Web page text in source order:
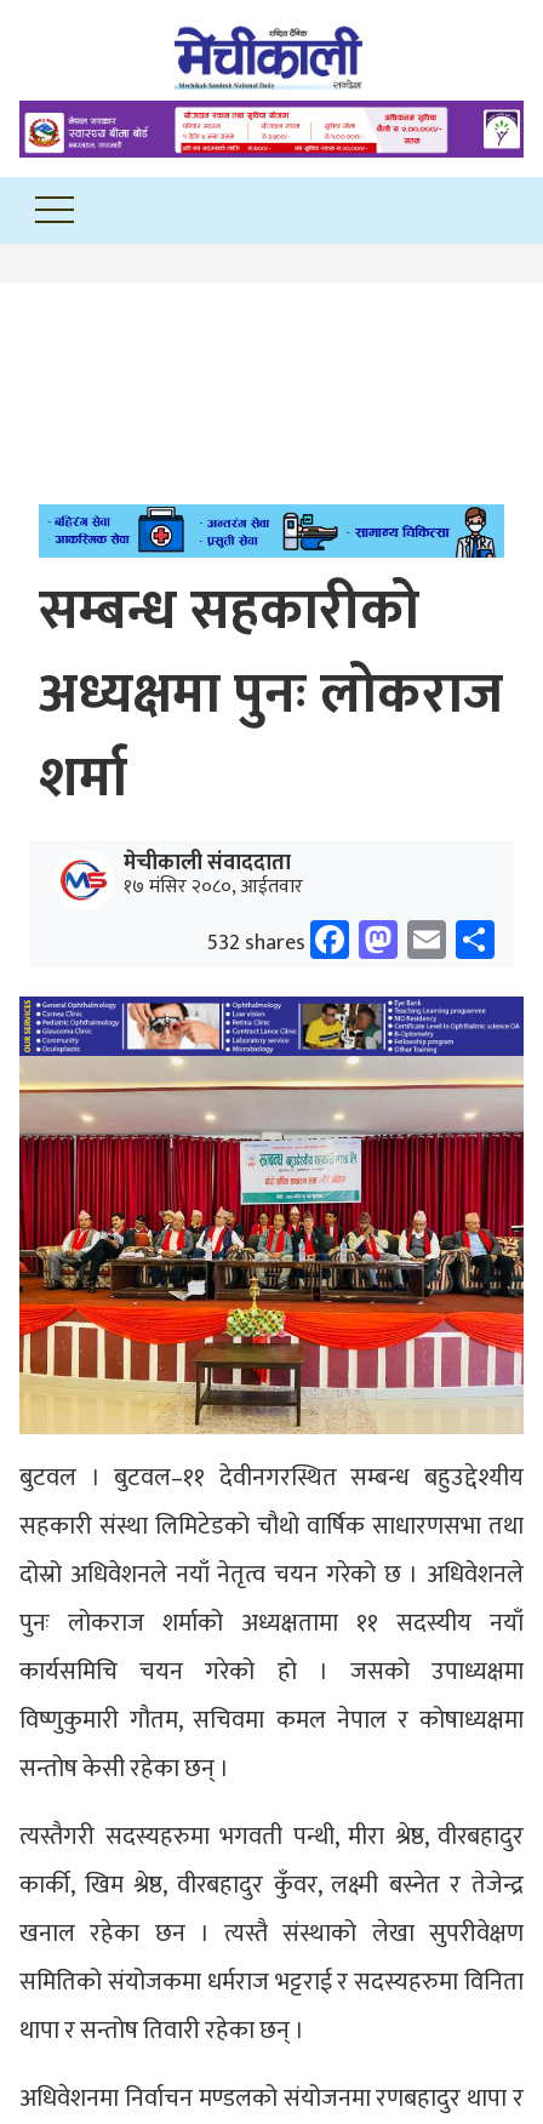
सम्बन्ध सहकारीको
अध्यक्षमा पुनः लोकराज
शर्मा
मेचीकाली संवाददाता
१७ मंसिर २०८०, आईतवार
532 shares Facebook
Email
बुटवल । बुटवल–११ देवीनगरस्थित सम्बन्ध बहुउद्देश्यीय
सहकारी संस्था लिमिटेडको चौथो वार्षिक साधारणसभा तथा
दोस्रो अधिवेशनले नयाँ नेतृत्व चयन गरेको छ । अधिवेशनले
पुनः लोकराज शर्माको अध्यक्षतामा ११ सदस्यीय नयाँ
कार्यसमिचि चयन गरेको हो । जसको उपाध्यक्षमा
विष्णुकुमारी गौतम, सचिवमा कमल नेपाल र कोषाध्यक्षमा
सन्तोष केसी रहेका छन् ।
त्यस्तैगरी सदस्यहरुमा भगवती पन्थी, मीरा श्रेष्ठ, वीरबहादुर
कार्की, खिम श्रेष्ठ, वीरबहादुर कुँवर, लक्ष्मी बस्नेत र तेजेन्द्र
खनाल रहेका छन । त्यस्तै संस्थाको लेखा सुपरीवेक्षण
समितिको संयोजकमा धर्मराज भट्टराई र सदस्यहरुमा विनिता
थापा र सन्तोष तिवारी रहेका छन् ।
अधिवेशनमा निर्वाचन मण्डलको संयोजनमा रणबहादुर थापा र